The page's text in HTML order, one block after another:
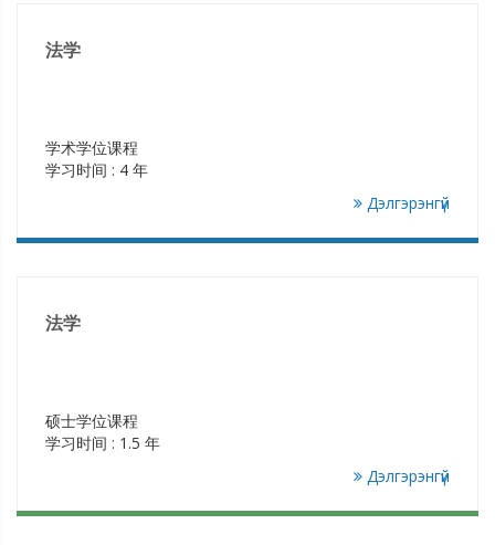
法学
学术学位课程
学习时间 : 4 年
Дэлгэрэнгүй
法学
硕士学位课程
学习时间 : 1.5 年
Дэлгэрэнгүй